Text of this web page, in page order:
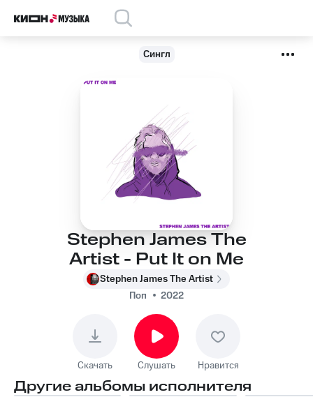
Сингл
Stephen James The
Artist - Put It on Me
Stephen James The Artist
Поп
2022
Скачать Слушать Нравится
Другие альбомы исполнителя